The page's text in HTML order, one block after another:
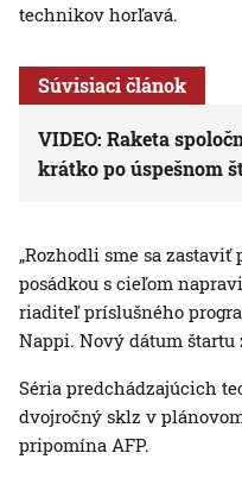
technikov horľavá.
Súvisiaci článok
VIDEO: Raketa
krátko po úspešnom
„Rozhodli sme sa
posádkou s cieľom
riaditeľ príslušného
Nappi. Nový dátum
Séria predchádzajúcich
dvojročný sklz v
pripomína AFP.